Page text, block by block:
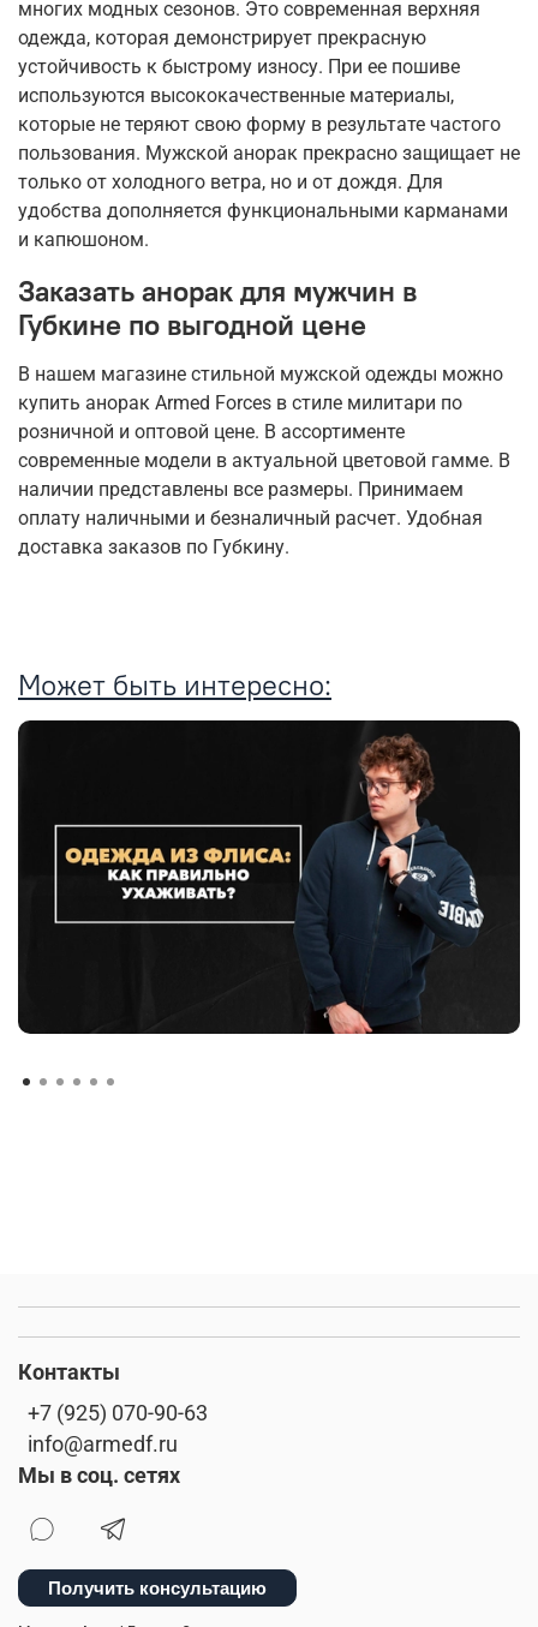
многих модных сезонов. Это современная верхняя
одежда, которая демонстрирует прекрасную
устойчивость к быстрому износу. При ее пошиве
используются высококачественные материалы,
которые не теряют свою форму в результате частого
пользования. Мужской анорак прекрасно защищает не
только от холодного ветра, но и от дождя. Для
удобства дополняется функциональными карманами
и капюшоном.
Заказать анорак для мужчин в
Губкине по выгодной цене
В нашем магазине стильной мужской одежды можно
купить анорак Armed Forces в стиле милитари по
розничной и оптовой цене. В ассортименте
современные модели в актуальной цветовой гамме. В
наличии представлены все размеры. Принимаем
оплату наличными и безналичный расчет. Удобная
доставка заказов по Губкину.
Может быть интересно:
Контакты
+7 (925) 070-90-63
info@armedf.ru
Мы в соц. сетях
Получить консультацию